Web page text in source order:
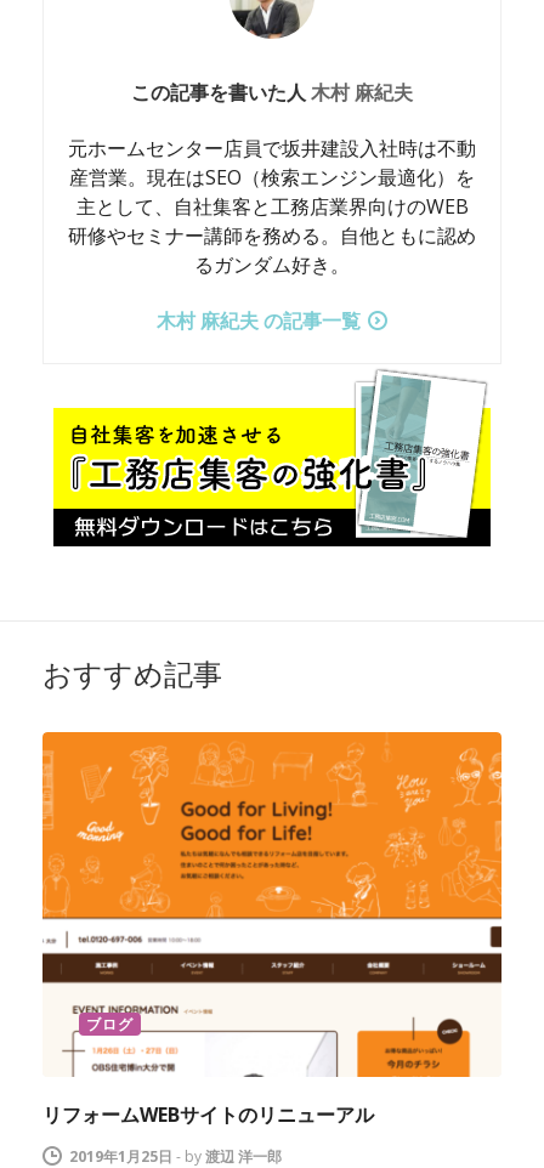
この記事を書いた人 木村 麻紀夫
元ホームセンター店員で坂井建設入社時は不動
産営業。現在はSEO（検索エンジン最適化）を
主として、自社集客と工務店業界向けのWEB
研修やセミナー講師を務める。自他ともに認め
るガンダム好き。
木村 麻紀夫 の記事一覧
おすすめ記事
ブログ
リフォームWEBサイトのリニューアル
2019年1月25日 - by渡辺 洋一郎